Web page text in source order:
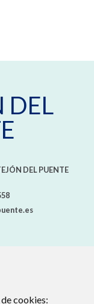
cookies:
DEL
DEL PUENTE